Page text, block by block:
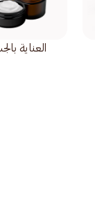
العناية